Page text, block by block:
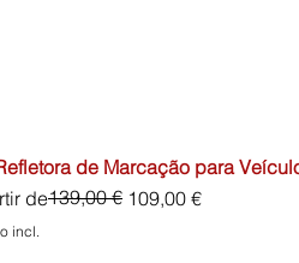
de Marcação para
de
normal139,00 € 109,00 €
promocional
incl.